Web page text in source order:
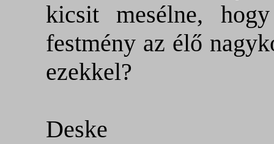
kicsit mesélne,
festmény az élő
ezekkel?
Deske